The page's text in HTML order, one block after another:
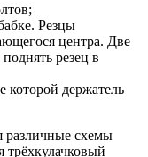
Резцы
центра. Две
резец в
которой держатель
различные схемы
трёхкулачковый